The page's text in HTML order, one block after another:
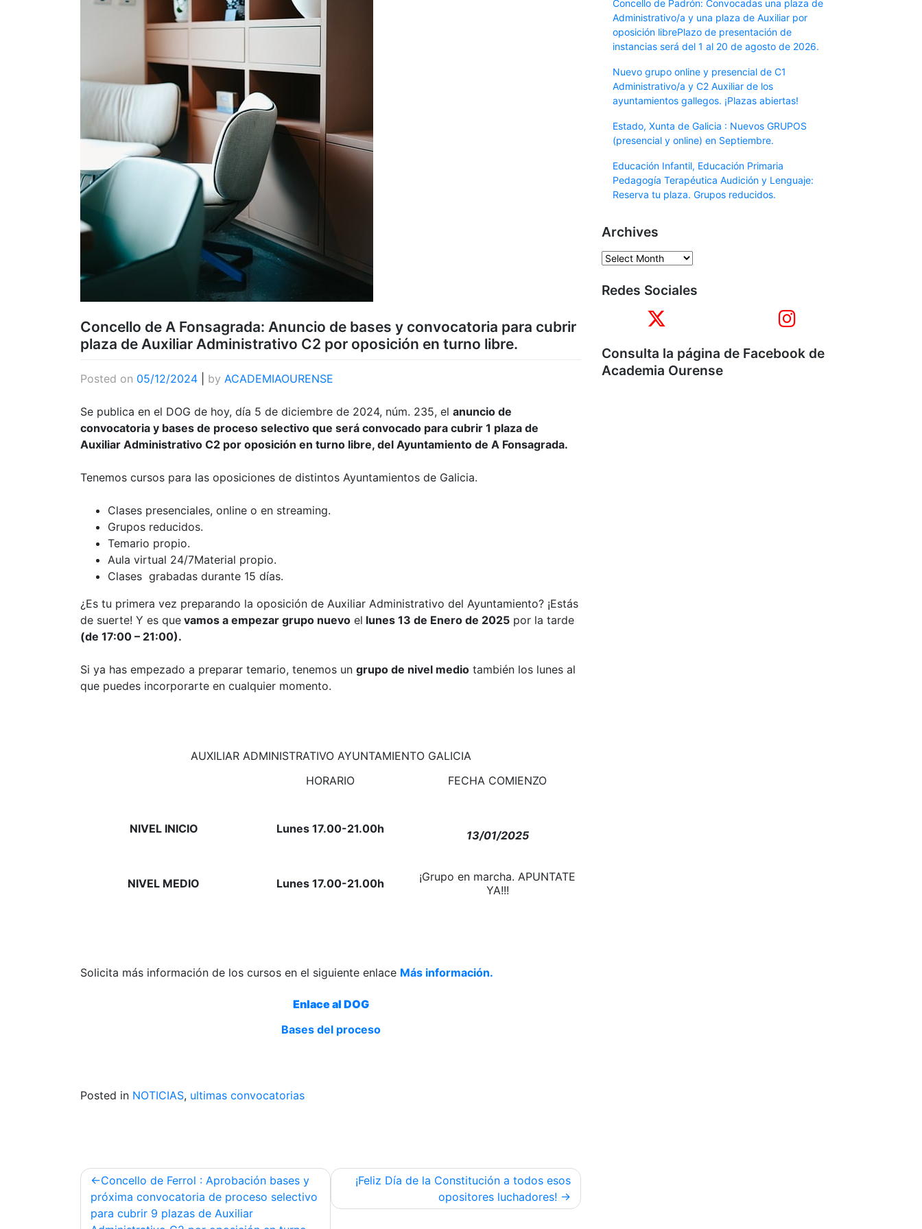
Concello de A Fonsagrada: Anuncio de bases y convocatoria para cubrir
plaza de Auxiliar Administrativo C2 por oposición en turno libre.
Posted on 05/12/2024 by ACADEMIAOURENSE
Se publica en el DOG de hoy, día 5 de diciembre de 2024, núm. 235, el anuncio de
convocatoria y bases de proceso selectivo que será convocado para cubrir 1 plaza de
Auxiliar Administrativo C2 por oposición en turno libre, del Ayuntamiento de A Fonsagrada.
Tenemos cursos para las oposiciones de distintos Ayuntamientos de Galicia.
Clases presenciales, online o en streaming.
Grupos reducidos.
Temario propio.
Aula virtual 24/7Material propio.
Clases grabadas durante 15 días.
¿Es tu primera vez preparando la oposición de Auxiliar Administrativo del Ayuntamiento? ¡Estás
de suerte! Y es que vamos a empezar grupo nuevo el lunes 13 de Enero de 2025 por la tarde
(de 17:00 – 21:00).
Si ya has empezado a preparar temario, tenemos un grupo de nivel medio también los lunes al
que puedes incorporarte en cualquier momento.
AUXILIAR ADMINISTRATIVO AYUNTAMIENTO GALICIA
HORARIO
FECHA COMIENZO
NIVEL INICIO Lunes 17.00-21.00h 13/01/2025
NIVEL MEDIO Lunes 17.00-21.00h
¡Grupo en marcha. APUNTATE
YA!!!
Solicita más información de los cursos en el siguiente enlace Más información.
Enlace al DOG
Bases del proceso
Posted in NOTICIAS, ultimas convocatorias
Post
navigation
Concello de Ferrol : Aprobación bases y
próxima convocatoria de proceso selectivo
para cubrir 9 plazas de Auxiliar
¡Feliz Día de la Constitución a todos esos
opositores luchadores!
Concello de Padrón: Convocadas una plaza de
Administrativo/a y una plaza de Auxiliar por
oposición librePlazo de presentación de
instancias será del 1 al 20 de agosto de 2026.
Nuevo grupo online y presencial de C1
Administrativo/a y C2 Auxiliar de los
ayuntamientos gallegos. ¡Plazas abiertas!
Estado, Xunta de Galicia : Nuevos GRUPOS
(presencial y online) en Septiembre.
Educación Infantil, Educación Primaria
Pedagogía Terapéutica Audición y Lenguaje:
Reserva tu plaza. Grupos reducidos.
Archives
Archives
Redes Sociales
Consulta la página de Facebook de
Academia Ourense